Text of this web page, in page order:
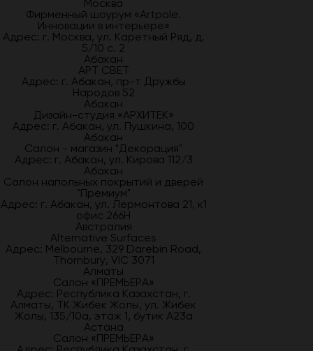
Москва
Фирменный шоурум «Artpole.
Инновации в интерьере»
Адрес: г. Москва, ул. Каретный Ряд, д.
5/10 с. 2
Абакан
АРТ СВЕТ
Адрес: г. Абакан, пр-т Дружбы
Народов 52
Абакан
Дизайн-студия «АРХИТЕК»
Адрес: г. Абакан, ул. Пушкина, 100
Абакан
Салон - магазин "Декорация"
Адрес: г. Абакан, ул. Кирова 112/3
Абакан
Салон напольных покрытий и дверей
"Премиум"
Адрес: г. Абакан, ул. Лермонтова 21, к1
офис 266Н
Австралия
Alternative Surfaces
Адрес: Melbourne, 329 Darebin Road,
Thornbury, VIC 3071
Алматы
Салон «ПРЕМЬЕРА»
Адрес: Республика Казахстан, г.
Алматы, ТК Жибек Жолы, ул. Жибек
Жолы, 135/10а, этаж 1, бутик А23а
Астана
Салон «ПРЕМЬЕРА»